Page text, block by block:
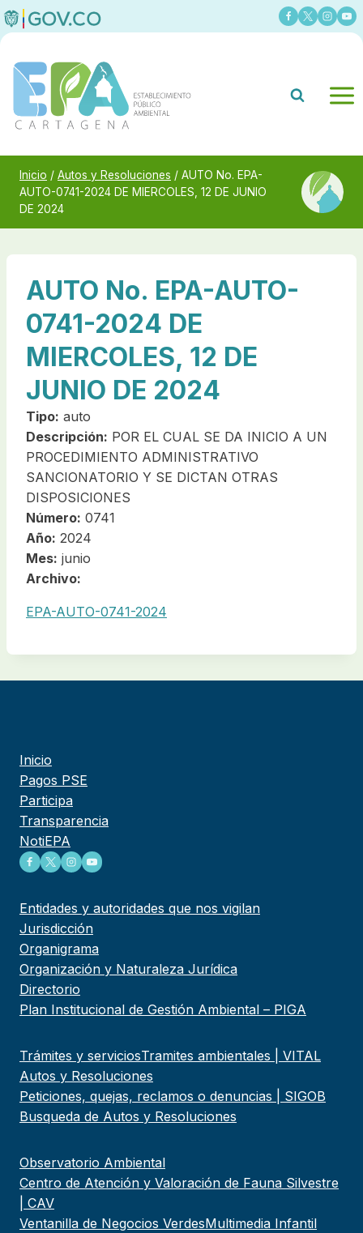
Saltar
al
Inicio / Autos y Resoluciones / AUTO No. EPA-
AUTO-0741-2024 DE MIERCOLES, 12 DE JUNIO
DE 2024
AUTO No. EPA-AUTO-
0741-2024 DE
MIERCOLES, 12 DE
JUNIO DE 2024
Tipo: auto
Descripción: POR EL CUAL SE DA INICIO A UN
PROCEDIMIENTO ADMINISTRATIVO
SANCIONATORIO Y SE DICTAN OTRAS
DISPOSICIONES
Número: 0741
Año: 2024
Mes: junio
Archivo:
EPA-AUTO-0741-2024
Inicio
Pagos PSE
Participa
Transparencia
NotiEPA
Entidades y autoridades que nos vigilan
Jurisdicción
Organigrama
Organización y Naturaleza Jurídica
Directorio
Plan Institucional de Gestión Ambiental – PIGA
Trámites y serviciosTramites ambientales | VITAL
Autos y Resoluciones
Peticiones, quejas, reclamos o denuncias | SIGOB
Busqueda de Autos y Resoluciones
Observatorio Ambiental
Centro de Atención y Valoración de Fauna Silvestre
| CAV
Ventanilla de Negocios VerdesMultimedia Infantil